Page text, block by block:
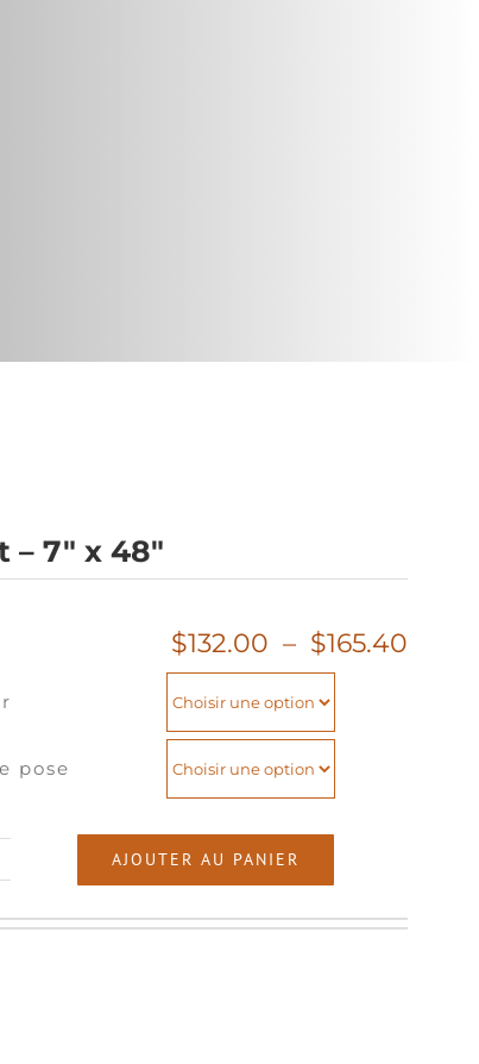
– 7″ x 48″
$132.00 – $165.40
pose
AJOUTER AU PANIER